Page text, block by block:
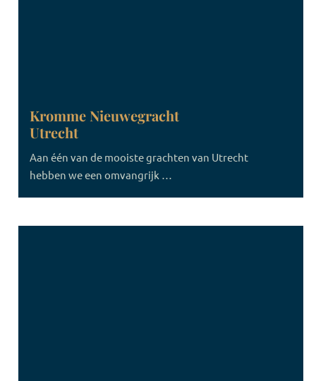
Kromme Nieuwegracht
Utrecht
Aan één van de mooiste grachten van Utrecht
hebben we een omvangrijk …